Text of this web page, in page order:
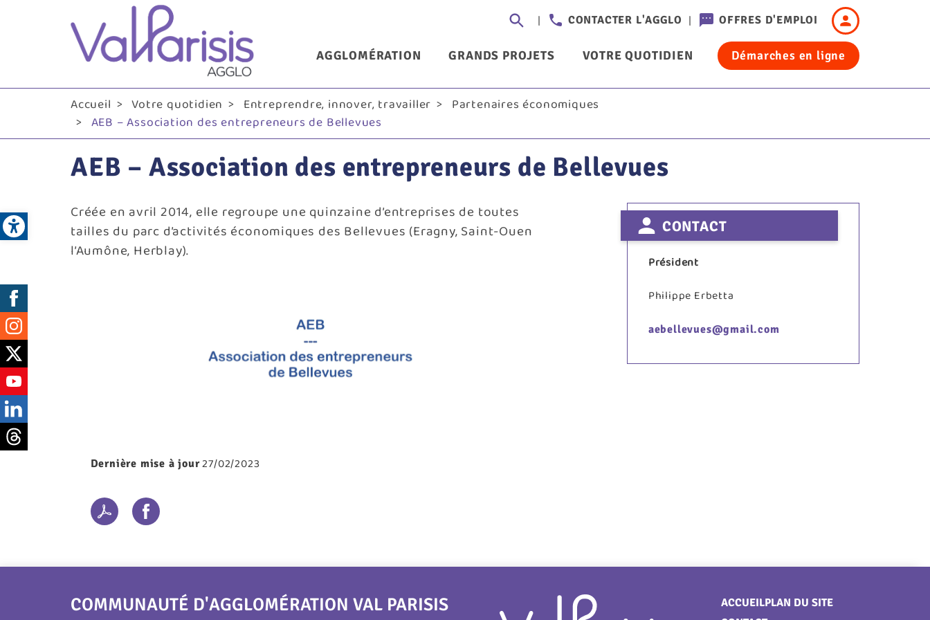
Open toolbar
principal
Header
-
CONTACTER L'AGGLO OFFRES D'EMPLOI
Header
-
Connexion
MenuAGGLOMÉRATION GRANDS PROJETS VOTRE QUOTIDIEN Démarches en ligne
Accueil Votre quotidien Entreprendre, innover, travailler
Partenaires économiques
AEB – Association des entrepreneurs de Bellevues
Réseaux
sociaux
AEB – Association des entrepreneurs de Bellevues
Créée en avril 2014, elle regroupe une quinzaine d’entreprises de toutes
tailles du parc d’activités économiques des Bellevues (Eragny, Saint-Ouen
l’Aumône, Herblay).
CONTACT
Président
Philippe Erbetta
aebellevues@gmail.com
Dernière mise à jour27/02/2023
COMMUNAUTÉ D'AGGLOMÉRATION VAL PARISIS
Menu
ACCUEILPLAN DU SITE